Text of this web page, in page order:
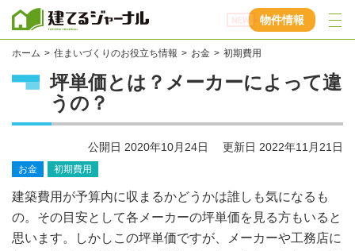
物件情報
ホーム 住まいづくりのお役立ち情報 お金 初期費用
坪単価とは？メーカーによって違
うの？
公開日 2020年10月24日 更新日 2022年11月21日
お金 初期費用
建築費用が予算内に収まるかどうかは誰しも気になるも
の。その目安として各メーカーの坪単価を見る方もいると
思います。しかしこの坪単価ですが、メーカーや工務店に